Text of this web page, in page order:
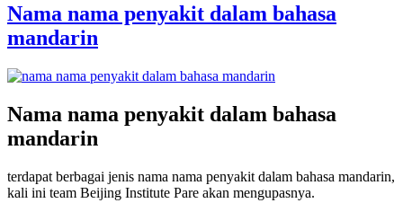
Nama nama penyakit dalam bahasa
mandarin
Nama nama penyakit dalam bahasa
mandarin
terdapat berbagai jenis nama nama penyakit dalam bahasa mandarin,
kali ini team Beijing Institute Pare akan mengupasnya.